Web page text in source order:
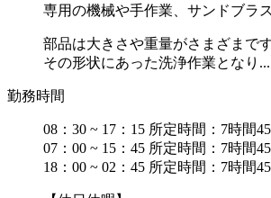
専用の機械や手作業、サンドブラ
部品は大きさや重量がさまざまで
その形状にあった洗浄作業となり...
勤務時間
08：30 ~ 17：15 所定時間：7時間
07：00 ~ 15：45 所定時間：7時間
18：00 ~ 02：45 所定時間：7時間